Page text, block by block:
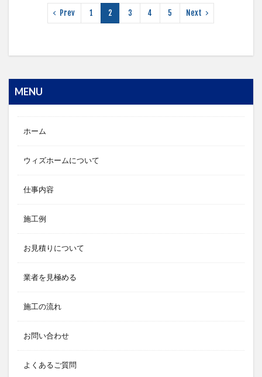
Prev 1 2 3 4 5 Next
MENU
ホーム
ウィズホームについて
仕事内容
施工例
お見積りについて
業者を見極める
施工の流れ
お問い合わせ
よくあるご質問